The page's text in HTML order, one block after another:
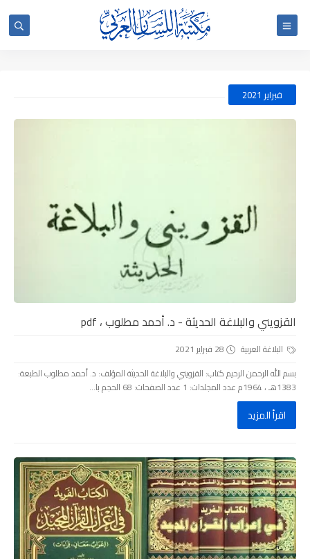
فبراير 2021
القزويني والبلاغة الحديثة - د. أحمد مطلوب ، pdf
البلاغة العربية
28 فبراير 2021
بسم الله الرحمن الرحيم كتاب: القزويني والبلاغة الحديثة المؤلف: د. أحمد مطلوب الطبعة:
1383هـ ، 1964م عدد المجلدات: 1 عدد الصفحات: 68 الحجم با...
اقرأ المزيد